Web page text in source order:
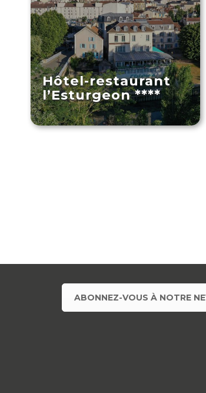
Hôtel-restaurant
l’Esturgeon ****
ABONNEZ-VOUS À NOTRE